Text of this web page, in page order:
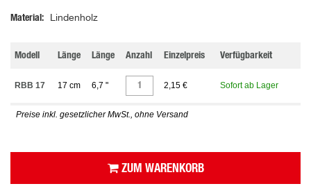
Material Lindenholz
Modell Länge Länge Anzahl Einzelpreis Verfügbarkeit
RBB 17 17 cm 6,7 " 2,15 € Sofort ab Lager
Preise inkl. gesetzlicher MwSt., ohne Versand
ZUM WARENKORB